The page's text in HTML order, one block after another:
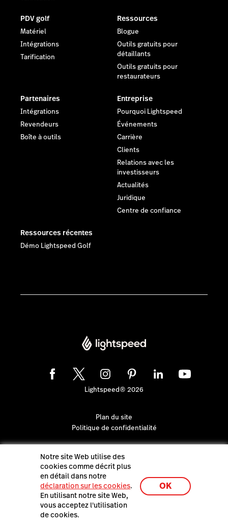
PDV golf
Matériel
Intégrations
Tarification
Ressources
Blogue
Outils gratuits pour
détaillants
Outils gratuits pour
restaurateurs
Partenaires
Intégrations
Revendeurs
Boîte à outils
Entreprise
Pourquoi Lightspeed
Événements
Carrière
Clients
Relations avec les
investisseurs
Actualités
Juridique
Centre de confiance
Ressources récentes
Démo Lightspeed Golf
Lightspeed® 2026
Plan du site
Politique de confidentialité
Notre site Web utilise des
cookies comme décrit plus
en détail dans notre
déclaration sur les cookies.
En utilisant notre site Web,
vous acceptez l'utilisation
de cookies.
OK